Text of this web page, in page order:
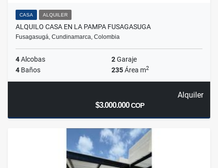
CASA ALQUILER
ALQUILO CASA EN LA PAMPA FUSAGASUGA
Fusagasugá, Cundinamarca, Colombia
4Alcobas 2Garaje
4 Baños 235Área m2
Alquiler
$3.000.000COP